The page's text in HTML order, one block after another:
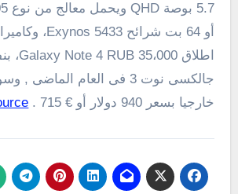
5.7 بوصة
QHD ويحمل معالج من نوع Snapdragon 805
أو 64 بت شرائح Exynos 5433 ، وكاميرا
اطلاق Galaxy Note 4
RUB 35،000 ،
جالكسى نوت 3 فى العام
خارجيا بسعر 940 دولار أو €
715
.